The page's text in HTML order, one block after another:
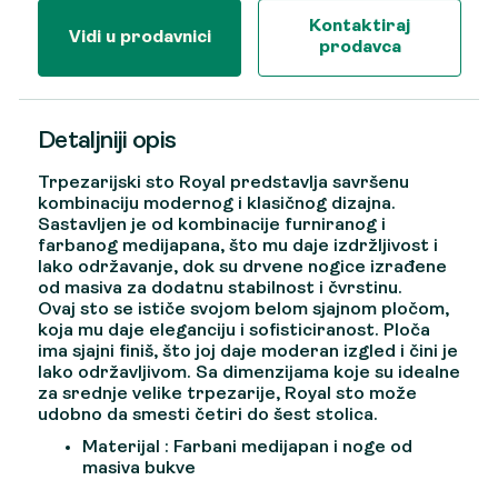
Vidi u prodavnici
Kontaktiraj
prodavca
Detaljniji opis
Trpezarijski sto Royal predstavlja savršenu
kombinaciju modernog i klasičnog dizajna.
Sastavljen je od kombinacije furniranog i
farbanog medijapana, što mu daje izdržljivost i
lako održavanje, dok su drvene nogice izrađene
od masiva za dodatnu stabilnost i čvrstinu.
Ovaj sto se ističe svojom belom sjajnom pločom,
koja mu daje eleganciju i sofisticiranost. Ploča
ima sjajni finiš, što joj daje moderan izgled i čini je
lako održavljivom. Sa dimenzijama koje su idealne
za srednje velike trpezarije, Royal sto može
udobno da smesti četiri do šest stolica.
Materijal : Farbani medijapan i noge od
masiva bukve